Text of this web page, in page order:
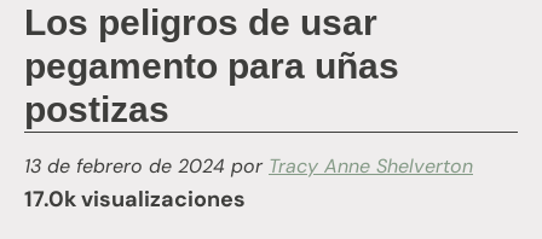
Los peligros de usar
pegamento para uñas
postizas
13 de febrero de 2024 por Tracy Anne Shelverton
17.0k visualizaciones